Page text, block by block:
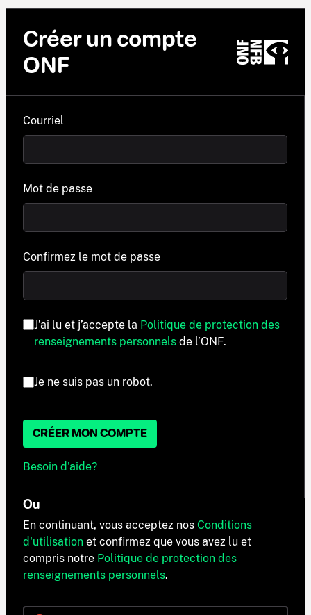
Créer un compte
ONF
Courriel
Mot de passe
Confirmez le mot de passe
J’ai lu et j’accepte la Politique de protection des
renseignements personnels de l’ONF.
Je ne suis pas un robot.
CRÉER MON COMPTE
Besoin d'aide?
Ou
En continuant, vous acceptez nos Conditions
d'utilisation et confirmez que vous avez lu et
compris notre Politique de protection des
renseignements personnels.